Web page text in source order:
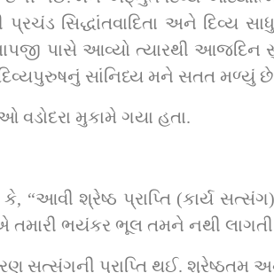
સિદ્ધાંતવાદિતા અને દિવ્ય
પાસે આવ્યો ત્યારથી
સાંનિધ્ય મને સતત મળ્યું
વડોદરા મુકામે ગયા હતા.
“આવી શ્રેષ્ઠ પ્રાપ્તિ (કાર્ય
ભયંકર ભૂલ તમને નથી લાગતી
સત્સંગની પ્રાપ્તિ થઈ. શ્રેષ્ઠતમ